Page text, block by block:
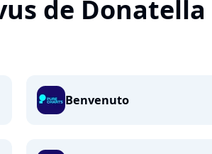
de Donatella
Benvenuto